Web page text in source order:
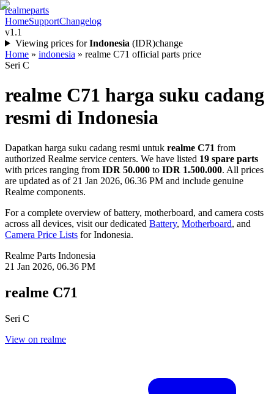
realmeparts
HomeSupportChangelog
v1.1
Viewing prices for Indonesia (IDR)change
Home » indonesia » realme C71 official parts price
Seri C
realme C71 harga suku cadang
resmi di Indonesia
Dapatkan harga suku cadang resmi untuk realme C71 from
authorized Realme service centers. We have listed 19 spare parts
with prices ranging from IDR 50.000 to IDR 1.500.000. All prices
are updated as of 21 Jan 2026, 06.36 PM and include genuine
Realme components.
For a complete overview of battery, motherboard, and camera costs
across all devices, visit our dedicated Battery, Motherboard, and
Camera Price Lists forIndonesia.
Realme Parts Indonesia
21 Jan 2026, 06.36 PM
realme C71
Seri C
View on realme